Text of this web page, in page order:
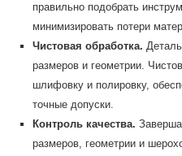
правильно подобрать
минимизировать потери
Чистовая обработка.
размеров и геометрии.
шлифовку и полировку,
точные допуски.
Контроль качества.
размеров, геометрии и